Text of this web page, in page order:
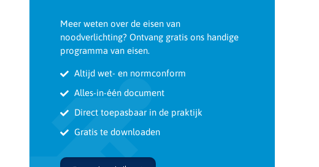
Meer weten over de eisen van
noodverlichting? Ontvang gratis ons handige
programma van eisen.
Altijd wet- en normconform
Alles-in-één document
Direct toepasbaar in de praktijk
Gratis te downloaden